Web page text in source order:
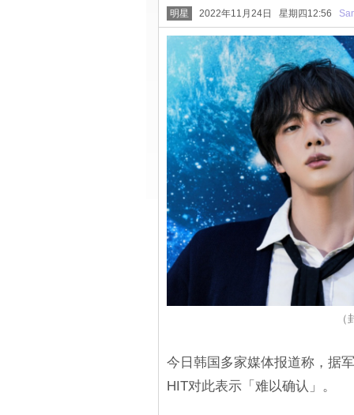
明星 2022年11月24日 星期四12:56
今日韩国多家媒体报道称，据
HIT对此表示「难以确认」。